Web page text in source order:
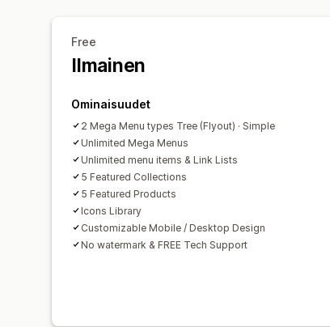
Free
Ilmainen
Ominaisuudet
2 Mega Menu types Tree (Flyout) · Simple
Unlimited Mega Menus
Unlimited menu items & Link Lists
5 Featured Collections
5 Featured Products
Icons Library
Customizable Mobile / Desktop Design
No watermark & FREE Tech Support